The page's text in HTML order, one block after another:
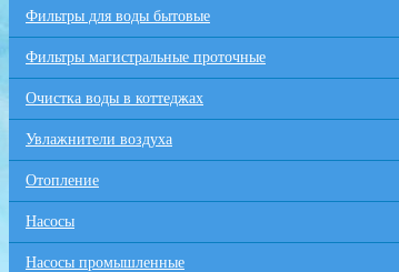
Фильтры для воды бытовые
Фильтры магистральные проточные
Очистка воды в коттеджах
Увлажнители воздуха
Отопление
Насосы
Насосы промышленные